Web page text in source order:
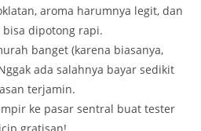
aroma harumnya legit, dan
dipotong rapi.
banget (karena biasanya,
ada salahnya bayar sedikit
terjamin.
ke pasar sentral buat tester